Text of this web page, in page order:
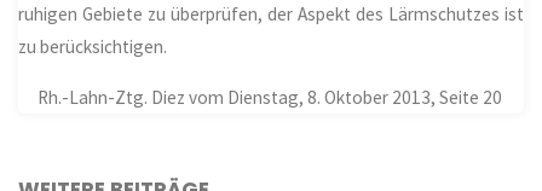
ruhigen Gebiete zu überprüfen, der Aspekt des Lärmschutzes ist
zu berücksichtigen.
Rh.-Lahn-Ztg. Diez vom Dienstag, 8. Oktober 2013, Seite 20